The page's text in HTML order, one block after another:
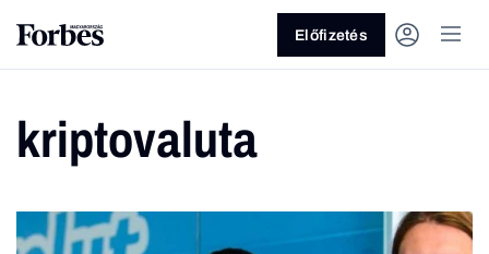
Előfizetés
kriptovaluta